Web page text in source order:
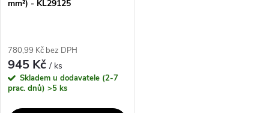
mm²) - KL29125
780,99 Kč bez DPH
945 Kč/ ks
Skladem u dodavatele (2-7
prac. dnů) >5 ks